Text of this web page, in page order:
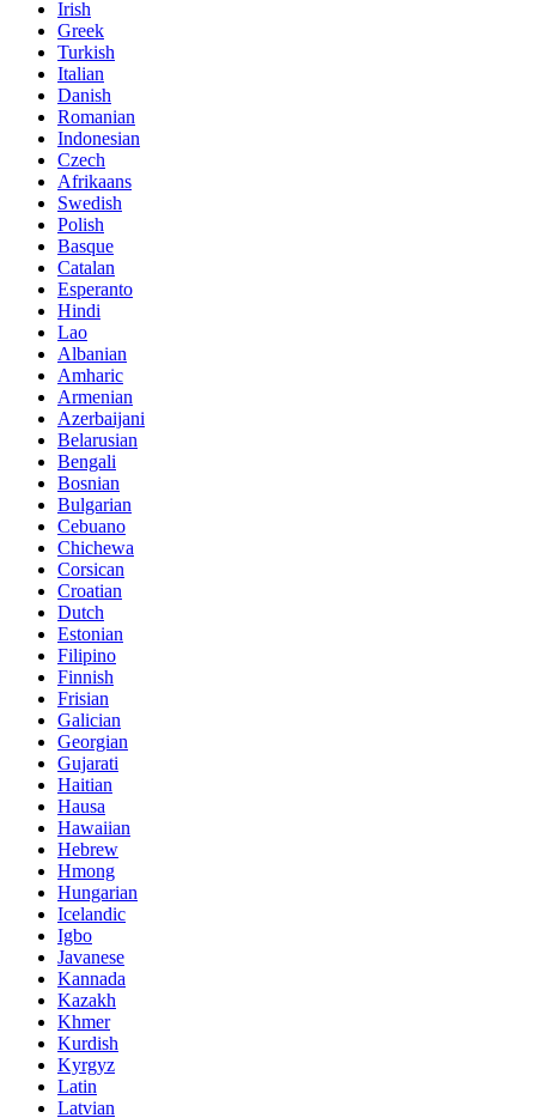
Irish
Greek
Turkish
Italian
Danish
Romanian
Indonesian
Czech
Afrikaans
Swedish
Polish
Basque
Catalan
Esperanto
Hindi
Lao
Albanian
Amharic
Armenian
Azerbaijani
Belarusian
Bengali
Bosnian
Bulgarian
Cebuano
Chichewa
Corsican
Croatian
Dutch
Estonian
Filipino
Finnish
Frisian
Galician
Georgian
Gujarati
Haitian
Hausa
Hawaiian
Hebrew
Hmong
Hungarian
Icelandic
Igbo
Javanese
Kannada
Kazakh
Khmer
Kurdish
Kyrgyz
Latin
Latvian